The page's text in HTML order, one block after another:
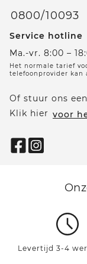
0800/10093
Service hotline
Ma.-vr. 8:00 –
Het normale tarief
telefoonprovider kan
Of stuur ons
Klik hier voor
Levertijd 3-4